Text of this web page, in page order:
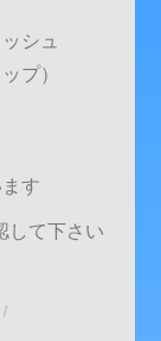
シュ
プ）
す
して下さい